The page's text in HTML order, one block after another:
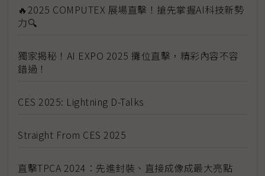
🔥2025 COMPUTEX 展場直擊！搶先掌握AI科技新勢
力🔍
獨家揭秘！AI EXPO 2025 攤位直擊，精彩內容不容
錯過！
CES 2025: Lightning D-Talks
Straight From CES 2025
直擊TPCA 2024：先進封裝、直接成像成最大亮點